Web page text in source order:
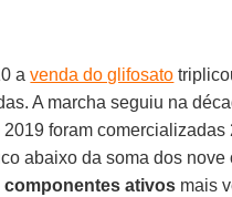
avenda do glifosato
A marcha seguiu na
foram comercializadas
abaixo da soma dos nove
componentes ativos mais